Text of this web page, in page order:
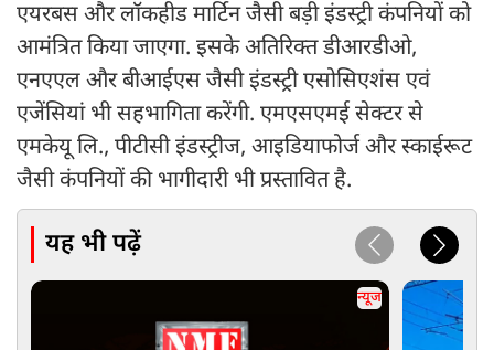
एयरबस और लॉकहीड मार्टिन जैसी बड़ी इंडस्ट्री कंपनियों को
आमंत्रित किया जाएगा. इसके अतिरिक्त डीआरडीओ,
एनएएल और बीआईएस जैसी इंडस्ट्री एसोसिएशंस एवं
एजेंसियां भी सहभागिता करेंगी. एमएसएमई सेक्टर से
एमकेयू लि., पीटीसी इंडस्ट्रीज, आइडियाफोर्ज और स्काईरूट
जैसी कंपनियों की भागीदारी भी प्रस्तावित है.
यह भी पढ़ें
न्यूज